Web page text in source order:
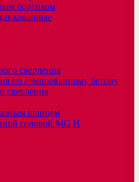
бортиком
сверления
по армированному бетону
сверления
шлицем
головой MG H